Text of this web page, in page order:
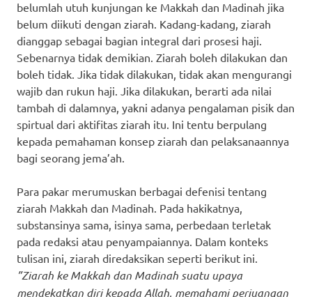
belumlah utuh kunjungan ke Makkah dan Madinah jika
belum diikuti dengan ziarah. Kadang-kadang, ziarah
dianggap sebagai bagian integral dari prosesi haji.
Sebenarnya tidak demikian. Ziarah boleh dilakukan dan
boleh tidak. Jika tidak dilakukan, tidak akan mengurangi
wajib dan rukun haji. Jika dilakukan, berarti ada nilai
tambah di dalamnya, yakni adanya pengalaman pisik dan
spirtual dari aktifitas ziarah itu. Ini tentu berpulang
kepada pemahaman konsep ziarah dan pelaksanaannya
bagi seorang jema’ah.
Para pakar merumuskan berbagai defenisi tentang
ziarah Makkah dan Madinah. Pada hakikatnya,
substansinya sama, isinya sama, perbedaan terletak
pada redaksi atau penyampaiannya. Dalam konteks
tulisan ini, ziarah diredaksikan seperti berikut ini.
”Ziarah ke Makkah dan Madinah suatu upaya
mendekatkan diri kepada Allah, memahami perjuangan